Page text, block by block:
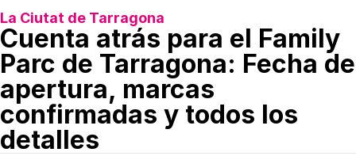
La Ciutat de Tarragona
Cuenta atrás para el Family
Parc de Tarragona: Fecha de
apertura, marcas
confirmadas y todos los
detalles